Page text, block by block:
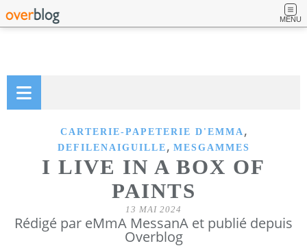
MENU
CARTERIE-PAPETERIE D'EMMA ,
DEFILENAIGUILLE , MESGAMMES
I LIVE IN A BOX OF
PAINTS
13 MAI 2024
Rédigé par eMmA MessanA et publié depuis
Overblog